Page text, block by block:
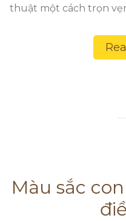
thuật một cách trọn
Màu sắc